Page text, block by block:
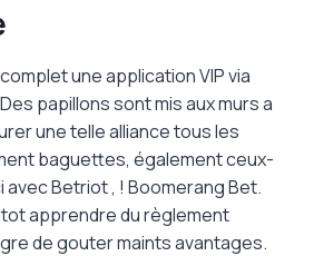
une application VIP via
papillons sont mis aux murs a
une telle alliance tous les
baguettes, également ceux-
avec Betriot , ! Boomerang Bet.
apprendre du règlement
de gouter maints avantages.